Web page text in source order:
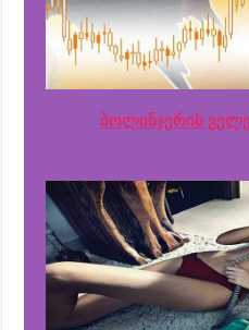
ბოლინჯერის